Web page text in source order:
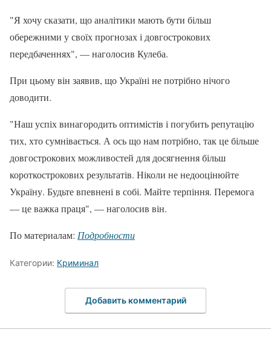
"Я хочу сказати, що аналітики мають бути більш
обережними у своїх прогнозах і довгострокових
передбаченнях", — наголосив Кулеба.
При цьому він заявив, що Україні не потрібно нічого
доводити.
"Наш успіх винагородить оптимістів і погубить репутацію
тих, хто сумнівається. А ось що нам потрібно, так це більше
довгострокових можливостей для досягнення більш
короткострокових результатів. Ніколи не недооцінюйте
Україну. Будьте впевнені в собі. Майте терпіння. Перемога
— це важка праця", — наголосив він.
По материалам: Подробности
Категории: Криминал
Добавить комментарий